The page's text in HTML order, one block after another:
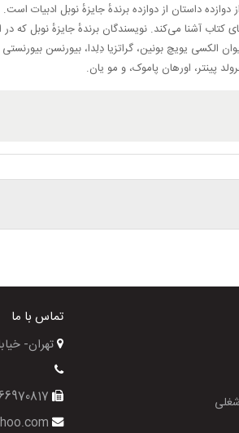
دوازده داستان از دوازده برندهٔ جایزهٔ نوبل ادبیات
کتاب آشنا می‌کند. نویسندگان برندهٔ جایزهٔ نوبل که
الکسی یویچ بونین، گراتزیا دِلِدا، بیورنسن
پینتر، اورهان پاموک، و مو یان.
تماس با ما
تهران- خیابان